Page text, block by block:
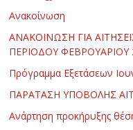
Ανακοίνωση
ΑΝΑΚΟΙΝΩΣΗ ΓΙΑ
ΠΕΡΙΟΔΟΥ ΦΕΒΡΟΥΑΡΙΟΥ
Πρόγραμμα Εξετάσεων
ΠΑΡΑΤΑΣΗ ΥΠΟΒΟΛΗΣ
Ανάρτηση προκήρυξης